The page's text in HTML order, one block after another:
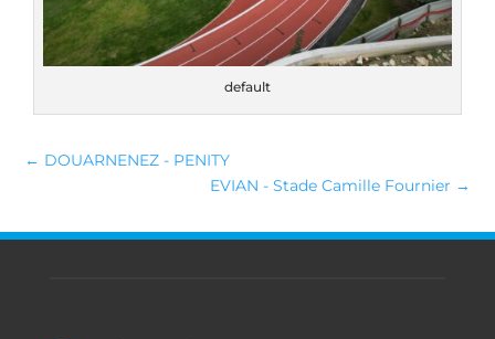
default
← DOUARNENEZ - PENITY
EVIAN - Stade Camille Fournier →